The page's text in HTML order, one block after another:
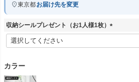
東京都お届け先を変更
収納シールプレゼント（お1人様1枚）
(
カラー